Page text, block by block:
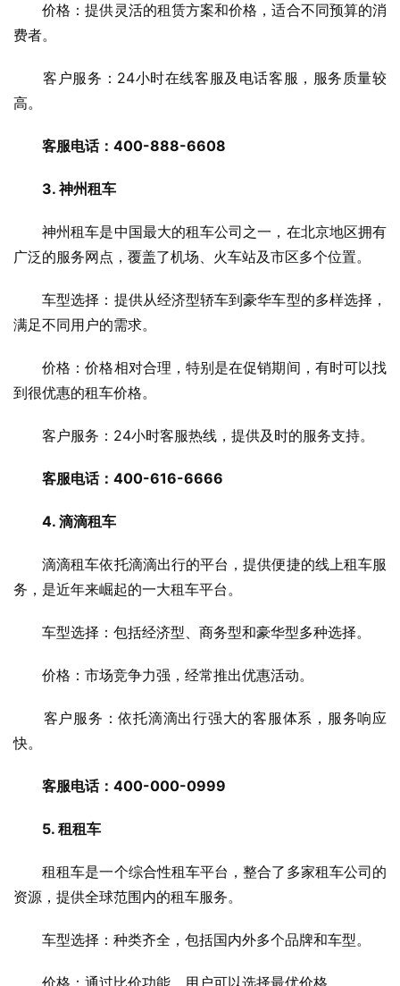
价格：提供灵活的租赁方案和价格，适合不同预算的消
费者。
客户服务：24小时在线客服及电话客服，服务质量较
高。
客服电话：400-888-6608
3. 神州租车
神州租车是中国最大的租车公司之一，在北京地区拥有
广泛的服务网点，覆盖了机场、火车站及市区多个位置。
车型选择：提供从经济型轿车到豪华车型的多样选择，
满足不同用户的需求。
价格：价格相对合理，特别是在促销期间，有时可以找
到很优惠的租车价格。
客户服务：24小时客服热线，提供及时的服务支持。
客服电话：400-616-6666
4. 滴滴租车
滴滴租车依托滴滴出行的平台，提供便捷的线上租车服
务，是近年来崛起的一大租车平台。
车型选择：包括经济型、商务型和豪华型多种选择。
价格：市场竞争力强，经常推出优惠活动。
客户服务：依托滴滴出行强大的客服体系，服务响应
快。
客服电话：400-000-0999
5. 租租车
租租车是一个综合性租车平台，整合了多家租车公司的
资源，提供全球范围内的租车服务。
车型选择：种类齐全，包括国内外多个品牌和车型。